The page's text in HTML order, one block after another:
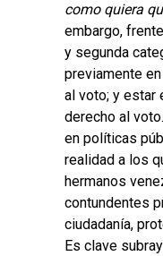
como quiera
embargo,
y segunda
previamente
al voto; y estar
derecho al
en políticas
realidad a los
hermanos
contundentes
ciudadanía,
Es clave